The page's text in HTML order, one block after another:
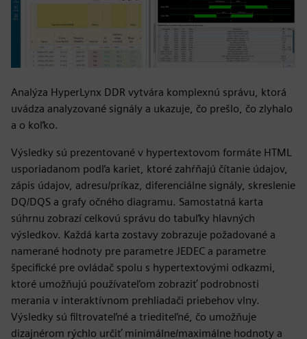
Analýza HyperLynx DDR vytvára komplexnú správu, ktorá
uvádza analyzované signály a ukazuje, čo prešlo, čo zlyhalo
a o koľko.
Výsledky sú prezentované v hypertextovom formáte HTML
usporiadanom podľa kariet, ktoré zahŕňajú čítanie údajov,
zápis údajov, adresu/príkaz, diferenciálne signály, skreslenie
DQ/DQS a grafy očného diagramu. Samostatná karta
súhrnu zobrazí celkovú správu do tabuľky hlavných
výsledkov. Každá karta zostavy zobrazuje požadované a
namerané hodnoty pre parametre JEDEC a parametre
špecifické pre ovládač spolu s hypertextovými odkazmi,
ktoré umožňujú používateľom zobraziť podrobnosti
merania v interaktívnom prehliadači priebehov vlny.
Výsledky sú filtrovateľné a triediteľné, čo umožňuje
dizajnérom rýchlo určiť minimálne/maximálne hodnoty a